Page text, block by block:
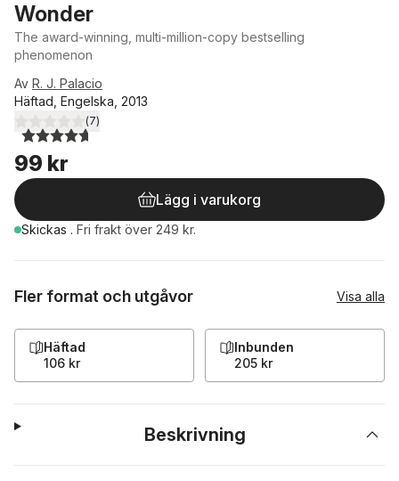
Wonder
The award-winning, multi-million-copy bestselling
phenomenon
Av R. J. Palacio
Häftad, Engelska, 2013
4,7utav 5 stjärnor. Totalt antal röster:
(7)
99 kr
Lägg i varukorg
Skickas . Fri frakt över 249 kr.
Fler format och utgåvor Visa alla
Häftad
106 kr
Inbunden
205 kr
Beskrivning